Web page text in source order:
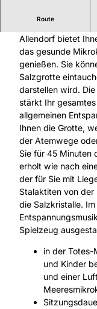
Route
Allendorf bietet
das gesunde
genießen. Sie
Salzgrotte
darstellen wird.
stärkt Ihr
allgemeinen
Ihnen die Grotte,
der Atemwege
Sie für 45 Minuten
erholt wie nach
der für Sie mit
Stalaktiten von der
die Salzkristalle.
Spielzeug
in der Totes-
und Kinder
und einer